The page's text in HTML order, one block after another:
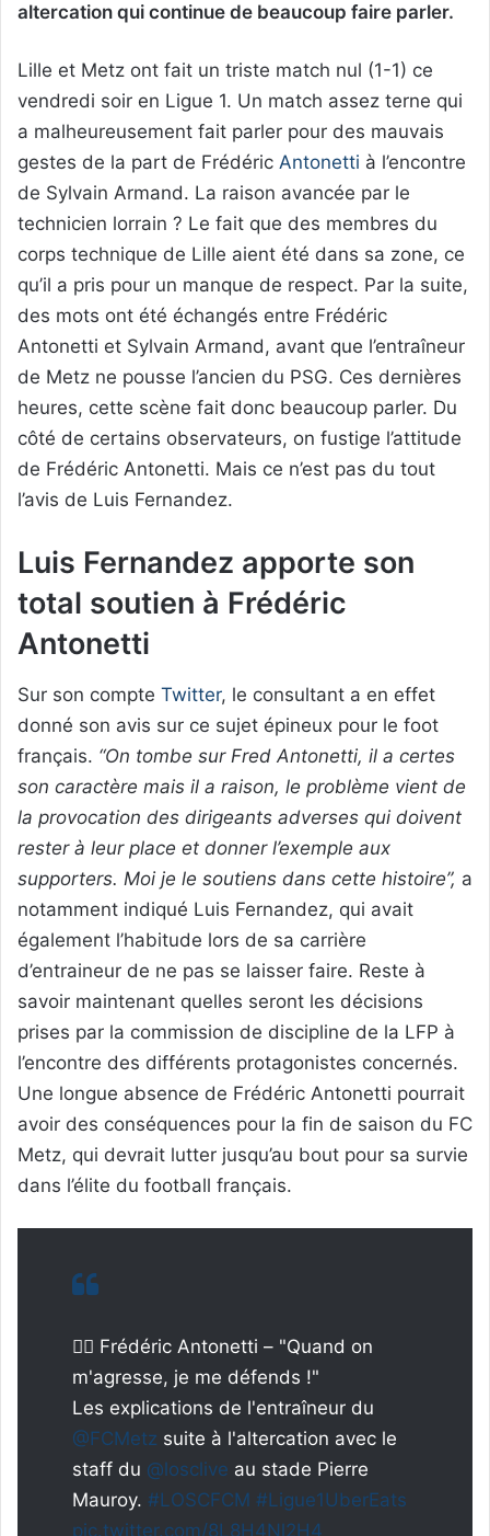
altercation qui continue de beaucoup faire parler.
Lille et Metz ont fait un triste match nul (1-1) ce
vendredi soir en Ligue 1. Un match assez terne qui
a malheureusement fait parler pour des mauvais
gestes de la part de Frédéric Antonetti à l’encontre
de Sylvain Armand. La raison avancée par le
technicien lorrain ? Le fait que des membres du
corps technique de Lille aient été dans sa zone, ce
qu’il a pris pour un manque de respect. Par la suite,
des mots ont été échangés entre Frédéric
Antonetti et Sylvain Armand, avant que l’entraîneur
de Metz ne pousse l’ancien du PSG. Ces dernières
heures, cette scène fait donc beaucoup parler. Du
côté de certains observateurs, on fustige l’attitude
de Frédéric Antonetti. Mais ce n’est pas du tout
l’avis de Luis Fernandez.
Luis Fernandez apporte son
total soutien à Frédéric
Antonetti
Sur son compte Twitter, le consultant a en effet
donné son avis sur ce sujet épineux pour le foot
français. “On tombe sur Fred Antonetti, il a certes
son caractère mais il a raison, le problème vient de
la provocation des dirigeants adverses qui doivent
rester à leur place et donner l’exemple aux
supporters. Moi je le soutiens dans cette histoire”, a
notamment indiqué Luis Fernandez, qui avait
également l’habitude lors de sa carrière
d’entraineur de ne pas se laisser faire. Reste à
savoir maintenant quelles seront les décisions
prises par la commission de discipline de la LFP à
l’encontre des différents protagonistes concernés.
Une longue absence de Frédéric Antonetti pourrait
avoir des conséquences pour la fin de saison du FC
Metz, qui devrait lutter jusqu’au bout pour sa survie
dans l’élite du football français.
🤷‍♂️ Frédéric Antonetti – "Quand on
m'agresse, je me défends !"
Les explications de l'entraîneur du
@FCMetz suite à l'altercation avec le
staff du @losclive au stade Pierre
Mauroy. #LOSCFCM #Ligue1UberEats
pic.twitter.com/8L8H4Nl2H4